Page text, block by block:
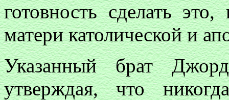
готовность сделать
матери католической и
Указанный брат
утверждая, что